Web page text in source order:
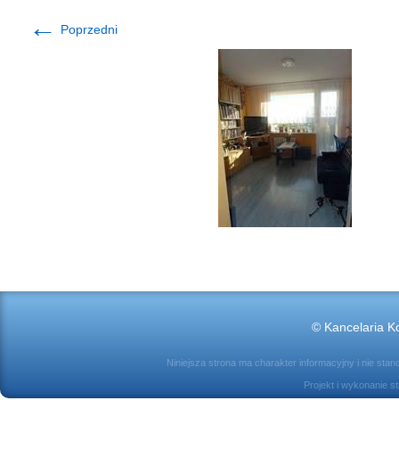
← Poprzedni
© Kancelaria
Niniejsza strona ma charakter informacyjny i nie
Projekt i wykonanie